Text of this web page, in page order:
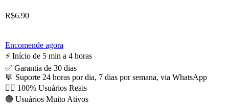
R$6.90
Encomende agora
⚡️ Início de 5 min a 4 horas
✅ Garantia de 30 dias
💬 Suporte 24 horas por dia, 7 dias por semana, via WhatsApp
🙋‍♂️ 100% Usuários Reais
🟢 Usuários Muito Ativos